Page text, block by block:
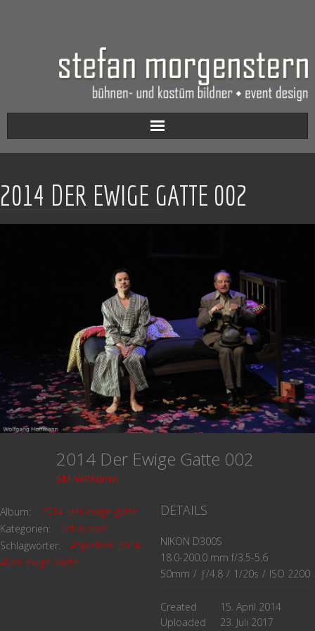
Aktuell
Werkverzeichnis
Biografie
2014 DER EWIGE GATTE 002
2014 Der Ewige Gatte 002
SM-WPAdmin
Album:
2014_der-ewige-gatte
Kategorien:
Schauspiel
Schlagwörter:
#Spielzeit 2014
#Der ewige Gatte
DETAILS
NIKON D300S
18.0-200.0 mm f/3.5-5.6
50mm / ƒ/4.8 / 1/20s / ISO 2200
Created
15. April 2014
Uploaded
23. Juli 2017